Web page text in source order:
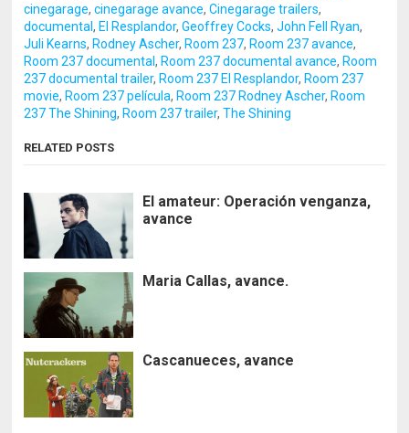
cinegarage,cinegarage avance,Cinegarage trailers,
documental, El Resplandor,Geoffrey Cocks,John Fell Ryan,
Juli Kearns, Rodney Ascher, Room 237, Room 237 avance,
Room 237 documental, Room 237 documental avance, Room
237 documental trailer, Room 237 El Resplandor, Room 237
movie, Room 237 película, Room 237 Rodney Ascher, Room
237 The Shining, Room 237 trailer,The Shining
RELATED POSTS
El amateur: Operación venganza,
avance
Maria Callas, avance.
Cascanueces, avance